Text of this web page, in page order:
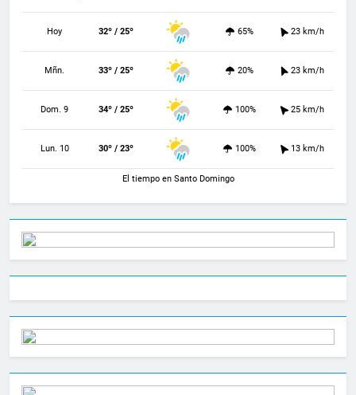
Hoy 32º / 25º 65% 23 km/h
Mñn. 33º / 25º 20% 23 km/h
Dom. 9 34º / 25º 100% 25 km/h
Lun. 10 30º / 23º 100% 13 km/h
El tiempo en Santo Domingo